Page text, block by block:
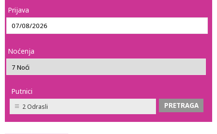
Prijava
Noćenja
Putnici
2 Odrasli